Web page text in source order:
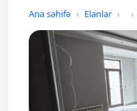
Ana səhifə Elanlar